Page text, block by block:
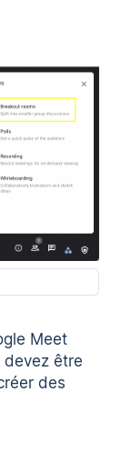
Meet
devez être
des